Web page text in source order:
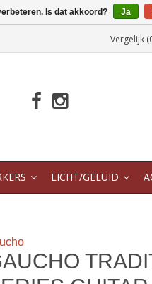
Vergelijk
LICHT/GELUID
Is dat akkoord? Ja